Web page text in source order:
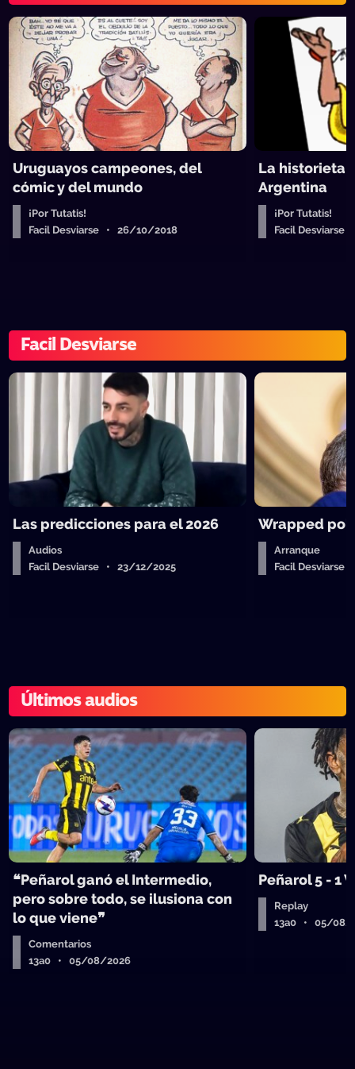
Uruguayos campeones, del
cómic y del mundo
¡Por Tutatis!
Facil Desviarse • 26/10/2018
La historieta
Argentina
¡Por Tutatis!
Facil
Facil Desviarse
Las predicciones para el 2026
Audios
Facil Desviarse • 23/12/2025
Wrapped
Arranque
Facil
Últimos audios
❝Peñarol ganó el Intermedio,
pero sobre todo, se ilusiona con
lo que viene❞
Comentarios
13a0 • 05/08/2026
Peñarol 5 - 1
Replay
13a0 • 05/08/